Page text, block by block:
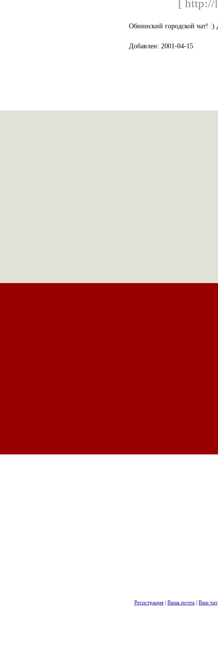
[
Обнинский городской чат! :)
Добавлен: 2001-04-15
Регистрация | Ваша почта | Ваш чат